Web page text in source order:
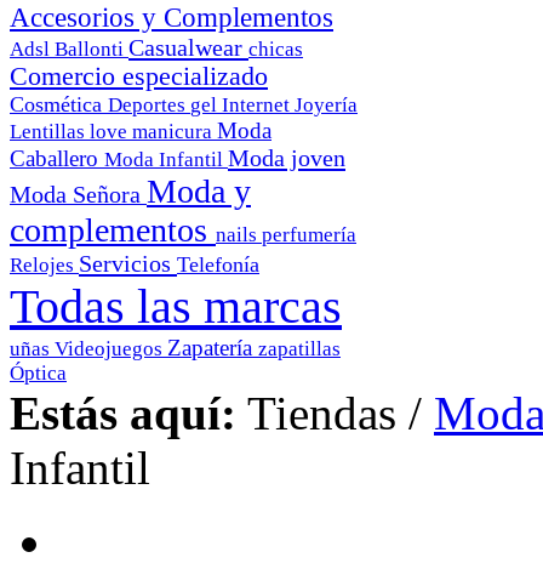
Accesorios y Complementos
Adsl Ballonti Casualwear chicas
Comercio especializado
Cosmética Deportes gel Internet Joyería
Lentillas love manicura Moda
Caballero Moda Infantil Moda joven
Moda Señora Moda y
complementos nails perfumería
Relojes Servicios Telefonía
Todas las marcas
uñas Videojuegos Zapatería zapatillas
Óptica
Estás aquí: Tiendas /
Infantil